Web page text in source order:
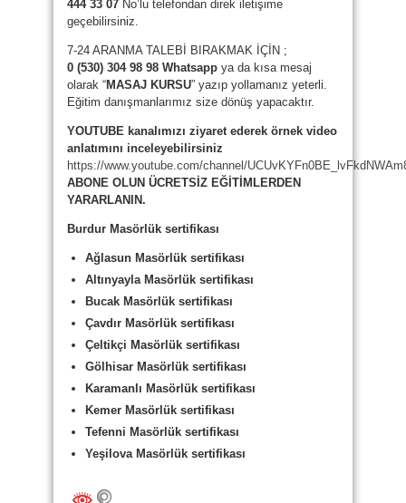
444 33 07 No’lu telefondan direk iletişime
geçebilirsiniz.
7-24 ARANMA TALEBİ BIRAKMAK İÇİN ;
0 (530) 304 98 98 Whatsapp ya da kısa mesaj
olarak “MASAJ KURSU” yazıp yollamanız yeterli.
Eğitim danışmanlarımız size dönüş yapacaktır.
YOUTUBE kanalımızı ziyaret ederek örnek video
anlatımını inceleyebilirsiniz
https://www.youtube.com/channel/
ABONE OLUN ÜCRETSİZ EĞİTİMLERDEN
YARARLANIN.
Burdur Masörlük sertifikası
Ağlasun Masörlük sertifikası
Altınyayla Masörlük sertifikası
Bucak Masörlük sertifikası
Çavdır Masörlük sertifikası
Çeltikçi Masörlük sertifikası
Gölhisar Masörlük sertifikası
Karamanlı Masörlük sertifikası
Kemer Masörlük sertifikası
Tefenni Masörlük sertifikası
Yeşilova Masörlük sertifikası